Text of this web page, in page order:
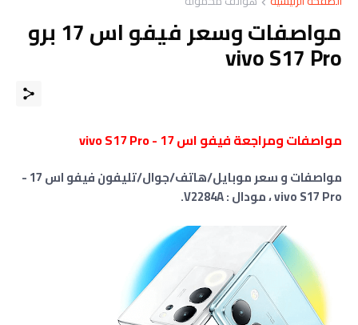
مواصفات وسعر فيفو اس 17 برو
vivo S17 Pro
مواصفات ومراجعة فيفو اس 17 - vivo S17 Pro
مواصفات و سعر موبايل/هاتف/جوال/تليفون فيفو اس 17 -
vivo S17 Pro ، مودال : V2284A.